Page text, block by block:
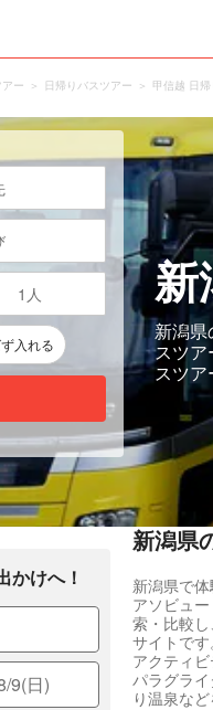
ー 日帰りバスツアー 甲信越 日
1 人
入れる
新
新潟
スツア
スツア
かけへ！
9(日)
新潟県
新潟県で
アソビュ
索・比較
サイトで
アクティ
パラグラ
り温泉な